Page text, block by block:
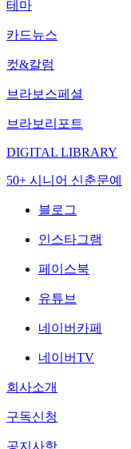
테마
카드뉴스
컷&칼럼
브라보스페셜
브라보리포트
DIGITAL LIBRARY
50+ 시니어 신춘문예
블로그
인스타그램
페이스북
유튜브
네이버카페
네이버TV
회사소개
구독신청